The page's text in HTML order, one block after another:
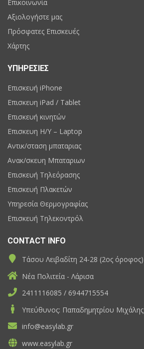
Επικοινωνία
Αξιολογήστε μας
Πρόσφατες Επισκευές
Χάρτης
ΥΠΗΡΕΣΙΕΣ
Επισκευή iPhone
Επισκευη iPad / Tablet
Επισκευή κινητών
Επισκευη H/Y – Laptop
Αντικ/σταση μπαταριας
Ανακ/σκευη Μπαταριων
Επισκευή Τηλεόρασης
Επισκευή Πλακετών
Υπηρεσία Θερμογραφίας
Επισκευή Τηλεκοντρόλ
CONTACT INFO
Τάσου Λειβαδίτη 24-28 (2ος όροφος)
Νέα Πολιτεία - Λάρισα
2411116085 / 6944715554
Υπεύθυνος: Παπαδημητρίου Μιχάλης
info@easylab.gr
www.easylab.gr